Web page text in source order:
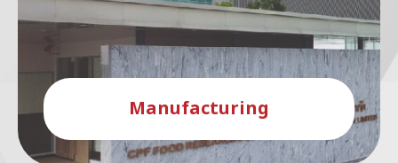
Manufacturing